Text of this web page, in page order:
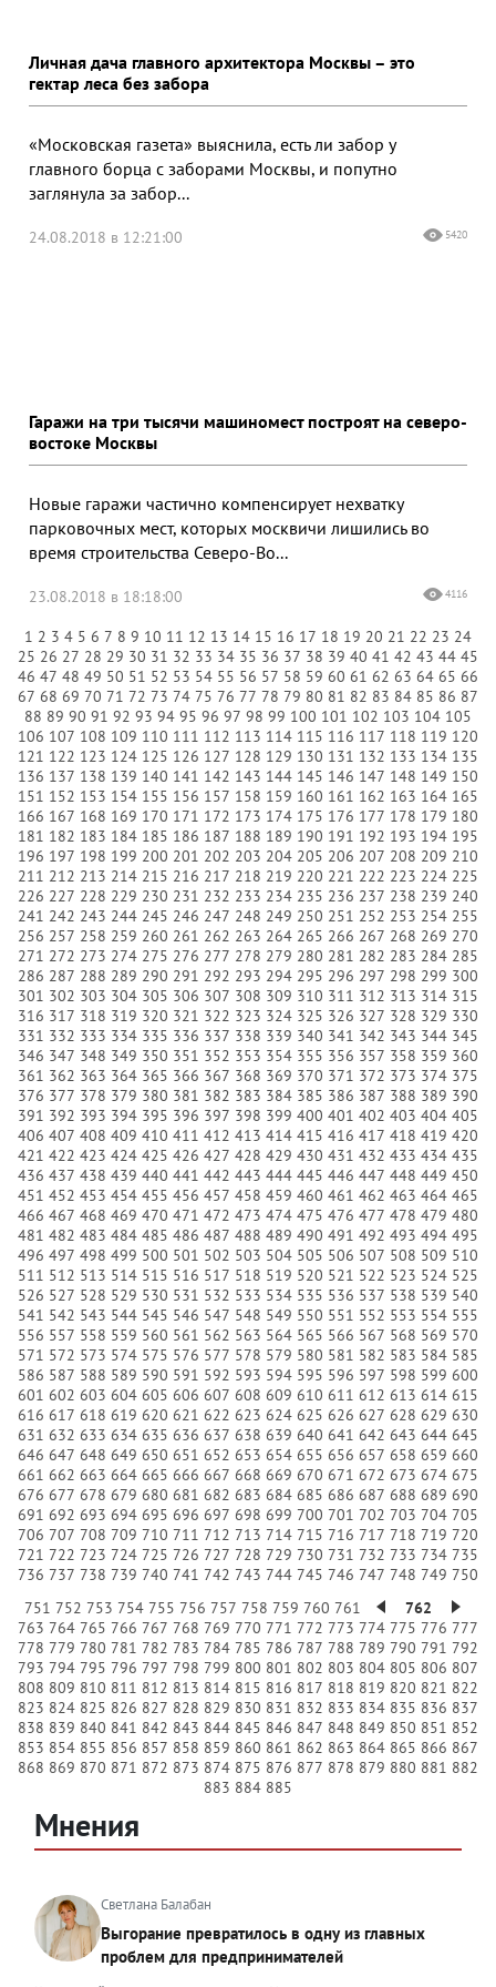
Личная дача главного архитектора Москвы – это
гектар леса без забора
«Московская газета» выяснила, есть ли забор у
главного борца с заборами Москвы, и попутно
заглянула за забор...
24.08.2018 в 12:21:00 5420
Гаражи на три тысячи машиномест построят на северо-
востоке Москвы
Новые гаражи частично компенсирует нехватку
парковочных мест, которых москвичи лишились во
время строительства Северо-Во...
23.08.2018 в 18:18:00 4116
1 2 3 4 5 6 7 8 9 10 11 12 13 14 15 16 17 18 19 20 21 22 23 24
25 26 27 28 29 30 31 32 33 34 35 36 37 38 39 40 41 42 43 44 45
46 47 48 49 50 51 52 53 54 55 56 57 58 59 60 61 62 63 64 65 66
67 68 69 70 71 72 73 74 75 76 77 78 79 80 81 82 83 84 85 86 87
88 89 90 91 92 93 94 95 96 97 98 99 100 101 102 103 104 105
106 107 108 109 110 111 112 113 114 115 116 117 118 119 120
121 122 123 124 125 126 127 128 129 130 131 132 133 134 135
136 137 138 139 140 141 142 143 144 145 146 147 148 149 150
151 152 153 154 155 156 157 158 159 160 161 162 163 164 165
166 167 168 169 170 171 172 173 174 175 176 177 178 179 180
181 182 183 184 185 186 187 188 189 190 191 192 193 194 195
196 197 198 199 200 201 202 203 204 205 206 207 208 209 210
211 212 213 214 215 216 217 218 219 220 221 222 223 224 225
226 227 228 229 230 231 232 233 234 235 236 237 238 239 240
241 242 243 244 245 246 247 248 249 250 251 252 253 254 255
256 257 258 259 260 261 262 263 264 265 266 267 268 269 270
271 272 273 274 275 276 277 278 279 280 281 282 283 284 285
286 287 288 289 290 291 292 293 294 295 296 297 298 299 300
301 302 303 304 305 306 307 308 309 310 311 312 313 314 315
316 317 318 319 320 321 322 323 324 325 326 327 328 329 330
331 332 333 334 335 336 337 338 339 340 341 342 343 344 345
346 347 348 349 350 351 352 353 354 355 356 357 358 359 360
361 362 363 364 365 366 367 368 369 370 371 372 373 374 375
376 377 378 379 380 381 382 383 384 385 386 387 388 389 390
391 392 393 394 395 396 397 398 399 400 401 402 403 404 405
406 407 408 409 410 411 412 413 414 415 416 417 418 419 420
421 422 423 424 425 426 427 428 429 430 431 432 433 434 435
436 437 438 439 440 441 442 443 444 445 446 447 448 449 450
451 452 453 454 455 456 457 458 459 460 461 462 463 464 465
466 467 468 469 470 471 472 473 474 475 476 477 478 479 480
481 482 483 484 485 486 487 488 489 490 491 492 493 494 495
496 497 498 499 500 501 502 503 504 505 506 507 508 509 510
511 512 513 514 515 516 517 518 519 520 521 522 523 524 525
526 527 528 529 530 531 532 533 534 535 536 537 538 539 540
541 542 543 544 545 546 547 548 549 550 551 552 553 554 555
556 557 558 559 560 561 562 563 564 565 566 567 568 569 570
571 572 573 574 575 576 577 578 579 580 581 582 583 584 585
586 587 588 589 590 591 592 593 594 595 596 597 598 599 600
601 602 603 604 605 606 607 608 609 610 611 612 613 614 615
616 617 618 619 620 621 622 623 624 625 626 627 628 629 630
631 632 633 634 635 636 637 638 639 640 641 642 643 644 645
646 647 648 649 650 651 652 653 654 655 656 657 658 659 660
661 662 663 664 665 666 667 668 669 670 671 672 673 674 675
676 677 678 679 680 681 682 683 684 685 686 687 688 689 690
691 692 693 694 695 696 697 698 699 700 701 702 703 704 705
706 707 708 709 710 711 712 713 714 715 716 717 718 719 720
721 722 723 724 725 726 727 728 729 730 731 732 733 734 735
736 737 738 739 740 741 742 743 744 745 746 747 748 749 750
751 752 753 754 755 756 757 758 759 760 761
762
763 764 765 766 767 768 769 770 771 772 773 774 775 776 777
778 779 780 781 782 783 784 785 786 787 788 789 790 791 792
793 794 795 796 797 798 799 800 801 802 803 804 805 806 807
808 809 810 811 812 813 814 815 816 817 818 819 820 821 822
823 824 825 826 827 828 829 830 831 832 833 834 835 836 837
838 839 840 841 842 843 844 845 846 847 848 849 850 851 852
853 854 855 856 857 858 859 860 861 862 863 864 865 866 867
868 869 870 871 872 873 874 875 876 877 878 879 880 881 882
883 884 885
Мнения
Светлана Балабан
Выгорание превратилось в одну из главных
проблем для предпринимателей